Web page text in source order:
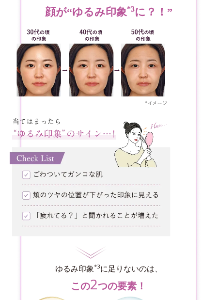
顔が“ゆるみ印象*3に？！”
ゆるみ印象*3に足りないのは、
この2つの要素！